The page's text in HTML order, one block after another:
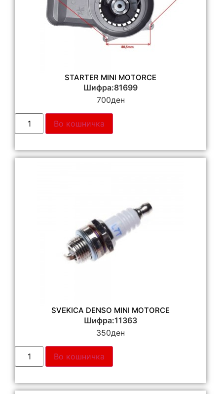
STARTER MINI MOTORCE
Шифра:81699
700ден
Во кошничка
SVEKICA DENSO MINI MOTORCE
Шифра:11363
350ден
Во кошничка